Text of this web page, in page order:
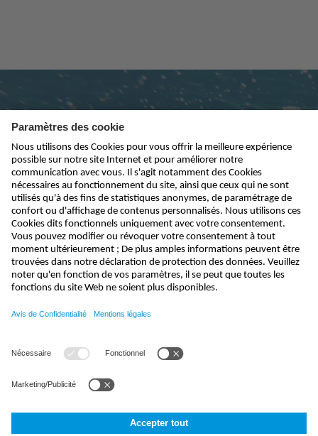
Abonnez-vous à la newsletter
envoyer
info@nivus.fr
+33 (0) 388 99 92 84